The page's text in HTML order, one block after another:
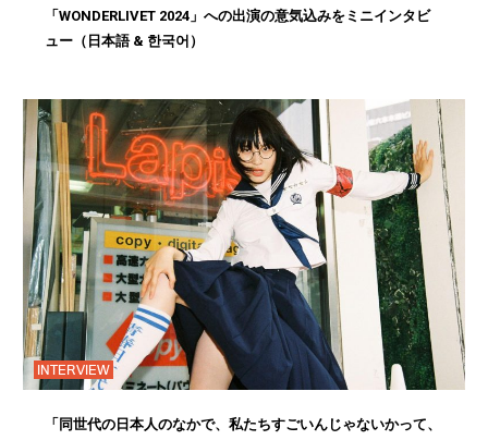
「WONDERLIVET 2024」への出演の意気込みをミニインタビ
ュー（日本語 & 한국어）
INTERVIEW
「同世代の日本人のなかで、私たちすごいんじゃないかって、